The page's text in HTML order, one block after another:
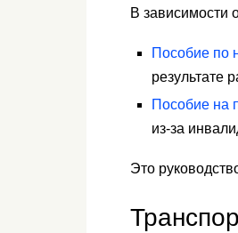
В зависимости
Пособие по
результате
Пособие на
из-за
Это